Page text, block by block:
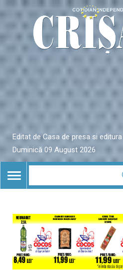
Editat de Casa de presa si
Duminică 09 August 2026
TOGGLE
NAVIGATION